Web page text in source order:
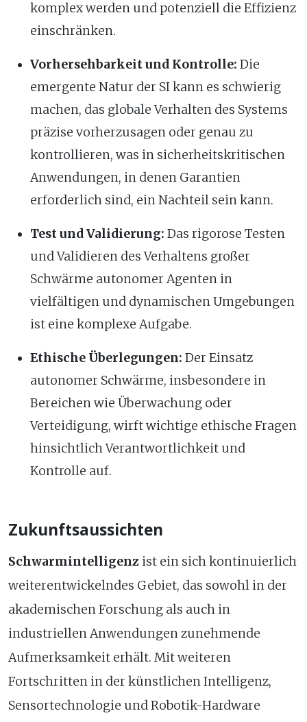
komplex werden und potenziell die Effizienz
einschränken.
Vorhersehbarkeit und Kontrolle: Die
emergente Natur der SI kann es schwierig
machen, das globale Verhalten des Systems
präzise vorherzusagen oder genau zu
kontrollieren, was in sicherheitskritischen
Anwendungen, in denen Garantien
erforderlich sind, ein Nachteil sein kann.
Test und Validierung: Das rigorose Testen
und Validieren des Verhaltens großer
Schwärme autonomer Agenten in
vielfältigen und dynamischen Umgebungen
ist eine komplexe Aufgabe.
Ethische Überlegungen: Der Einsatz
autonomer Schwärme, insbesondere in
Bereichen wie Überwachung oder
Verteidigung, wirft wichtige ethische Fragen
hinsichtlich Verantwortlichkeit und
Kontrolle auf.
Zukunftsaussichten
Schwarmintelligenzist ein sich kontinuierlich
weiterentwickelndes Gebiet, das sowohl in der
akademischen Forschung als auch in
industriellen Anwendungen zunehmende
Aufmerksamkeit erhält. Mit weiteren
Fortschritten in der künstlichen Intelligenz,
Sensortechnologie und Robotik-Hardware